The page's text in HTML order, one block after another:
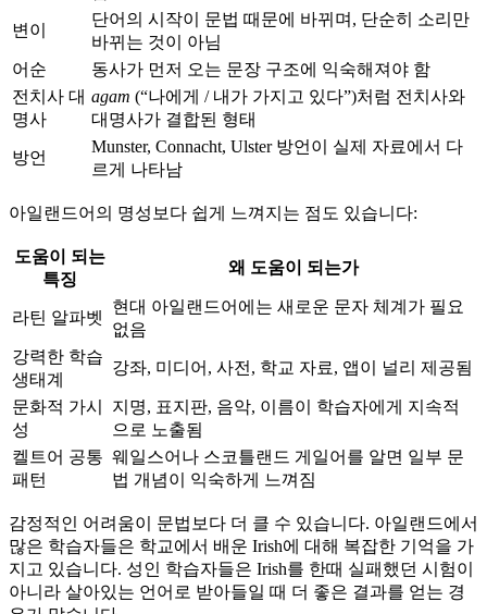
변이
단어의 시작이 문법 때문에 바뀌며, 단순히 소리만
바뀌는 것이 아님
어순
동사가 먼저 오는 문장 구조에 익숙해져야 함
전치사 대
명사
agam (“나에게 / 내가 가지고 있다”)처럼 전치사와
대명사가 결합된 형태
방언
Munster, Connacht, Ulster 방언이 실제 자료에서 다
르게 나타남
아일랜드어의 명성보다 쉽게 느껴지는 점도 있습니다:
도움이 되는
특징
왜 도움이 되는가
라틴 알파벳
현대 아일랜드어에는 새로운 문자 체계가 필요
없음
강력한 학습
생태계
강좌, 미디어, 사전, 학교 자료, 앱이 널리 제공됨
문화적 가시
성
지명, 표지판, 음악, 이름이 학습자에게 지속적
으로 노출됨
켈트어 공통
패턴
웨일스어나 스코틀랜드 게일어를 알면 일부 문
법 개념이 익숙하게 느껴짐
감정적인 어려움이 문법보다 더 클 수 있습니다. 아일랜드에서
많은 학습자들은 학교에서 배운 Irish에 대해 복잡한 기억을 가
지고 있습니다. 성인 학습자들은 Irish를 한때 실패했던 시험이
아니라 살아있는 언어로 받아들일 때 더 좋은 결과를 얻는 경